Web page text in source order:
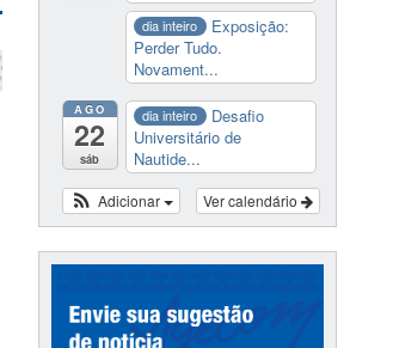
dia inteiro
Exposição:
Perder Tudo.
Novament...
AGO
22
sáb
dia inteiro
Desafio
Universitário de
Nautide...
Ver calendário
Adicionar